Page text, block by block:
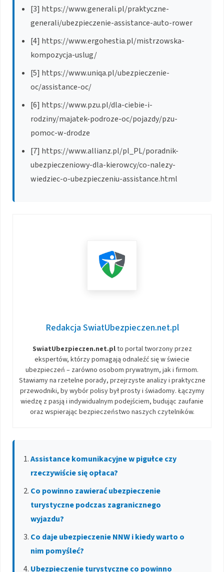
[3] https://www.generali.pl/praktyczne-
generali/ubezpieczenie-assistance-auto-rower
[4] https://www.ergohestia.pl/mistrzowska-
kompozycja-uslug/
[5] https://www.uniqa.pl/ubezpieczenie-
oc/assistance-oc/
[6] https://www.pzu.pl/dla-ciebie-i-
rodziny/majatek-podroze-oc/pojazdy/pzu-
pomoc-w-drodze
[7] https://www.allianz.pl/pl_PL/poradnik-
ubezpieczeniowy-dla-kierowcy/co-nalezy-
wiedziec-o-ubezpieczeniu-assistance.html
Redakcja SwiatUbezpieczen.net.pl
SwiatUbezpieczen.net.plto portal tworzony przez
ekspertów, którzy pomagają odnaleźć się w świecie
ubezpieczeń – zarówno osobom prywatnym, jak i firmom.
Stawiamy na rzetelne porady, przejrzyste analizy i praktyczne
przewodniki, by wybór polisy był prosty i świadomy. Łączymy
wiedzę z pasją i indywidualnym podejściem, budując zaufanie
oraz wspierając bezpieczeństwo naszych czytelników.
Assistance komunikacyjne w pigułce czy
rzeczywiście się opłaca?
Co powinno zawierać ubezpieczenie
turystyczne podczas zagranicznego
wyjazdu?
Co daje ubezpieczenie NNW i kiedy warto o
nim pomyśleć?
Ubezpieczenie turystyczne co powinno